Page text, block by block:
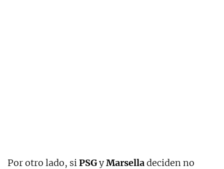
Por otro lado, siPSGyMarselladeciden no